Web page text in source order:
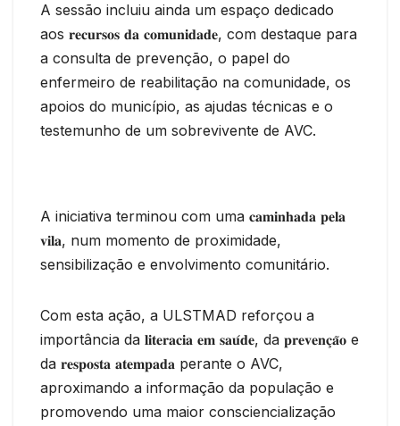
A sessão incluiu ainda um espaço dedicado
aos 𝐫𝐞𝐜𝐮𝐫𝐬𝐨𝐬 𝐝𝐚 𝐜𝐨𝐦𝐮𝐧𝐢𝐝𝐚𝐝𝐞, com destaque para
a consulta de prevenção, o papel do
enfermeiro de reabilitação na comunidade, os
apoios do município, as ajudas técnicas e o
testemunho de um sobrevivente de AVC.
A iniciativa terminou com uma 𝐜𝐚𝐦𝐢𝐧𝐡𝐚𝐝𝐚 𝐩𝐞𝐥𝐚
𝐯𝐢𝐥𝐚, num momento de proximidade,
sensibilização e envolvimento comunitário.
Com esta ação, a ULSTMAD reforçou a
importância da 𝐥𝐢𝐭𝐞𝐫𝐚𝐜𝐢𝐚 𝐞𝐦 𝐬𝐚𝐮́𝐝𝐞, da 𝐩𝐫𝐞𝐯𝐞𝐧𝐜̧𝐚̃𝐨 e
da 𝐫𝐞𝐬𝐩𝐨𝐬𝐭𝐚 𝐚𝐭𝐞𝐦𝐩𝐚𝐝𝐚 perante o AVC,
aproximando a informação da população e
promovendo uma maior consciencialização